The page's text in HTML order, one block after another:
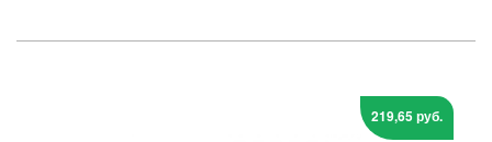
219,65 руб.